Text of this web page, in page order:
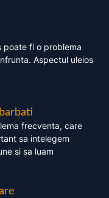
poate fi o problema
Aspectul uleios
frecventa, care
sa intelegem
si sa luam